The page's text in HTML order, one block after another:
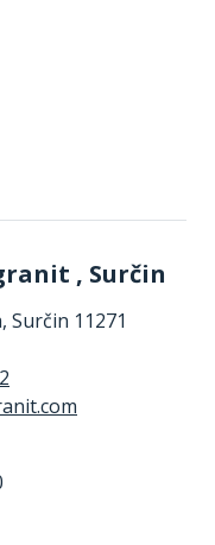
, Surčin
Surčin 11271